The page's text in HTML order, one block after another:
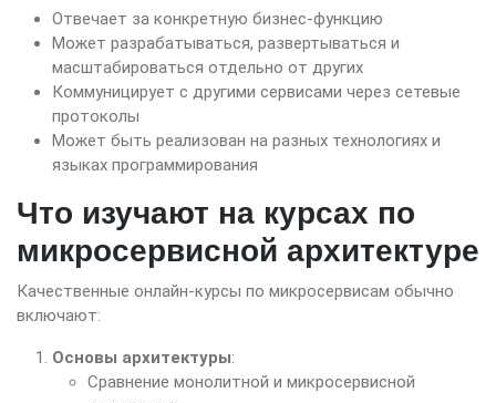
Отвечает за конкретную бизнес-функцию
Может разрабатываться, развертываться и
масштабироваться отдельно от других
Коммуницирует с другими сервисами через сетевые
протоколы
Может быть реализован на разных технологиях и
языках программирования
Что изучают на курсах по
микросервисной архитектуре
Качественные онлайн-курсы по микросервисам обычно
включают:
Основы архитектуры:
Сравнение монолитной и микросервисной